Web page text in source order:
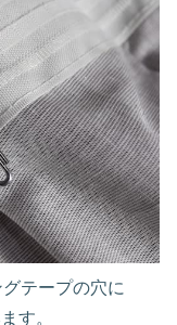
テープの穴に
す。